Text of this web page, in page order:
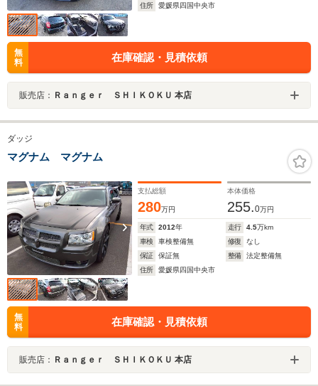
住所
愛媛県四国中央市
無
料
在庫確認・見積依頼
販売店： Ｒａｎｇｅｒ ＳＨＩＫＯＫＵ 本店
ダッジ
マグナム マグナム
支払総額
280万円
本体価格
255.0万円
年式 2012年 走行 4.5万km
車検
車検整備無 修復
なし
保証
保証無 整備
法定整備無
住所
愛媛県四国中央市
無
料
在庫確認・見積依頼
販売店： Ｒａｎｇｅｒ ＳＨＩＫＯＫＵ 本店